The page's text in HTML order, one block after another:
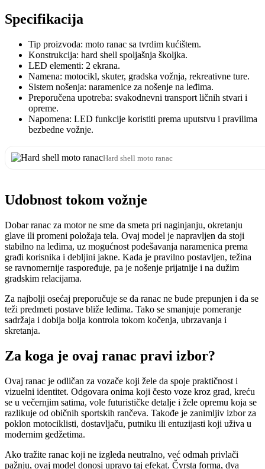
Specifikacija
Tip proizvoda: moto ranac sa tvrdim kućištem.
Konstrukcija: hard shell spoljašnja školjka.
LED elementi: 2 ekrana.
Namena: motocikl, skuter, gradska vožnja, rekreativne ture.
Sistem nošenja: naramenice za nošenje na leđima.
Preporučena upotreba: svakodnevni transport ličnih stvari i
opreme.
Napomena: LED funkcije koristiti prema uputstvu i pravilima
bezbedne vožnje.
Hard shell moto ranac
Udobnost tokom vožnje
Dobar ranac za motor ne sme da smeta pri naginjanju, okretanju
glave ili promeni položaja tela. Ovaj model je napravljen da stoji
stabilno na leđima, uz mogućnost podešavanja naramenica prema
građi korisnika i debljini jakne. Kada je pravilno postavljen, težina
se ravnomernije raspoređuje, pa je nošenje prijatnije i na dužim
gradskim relacijama.
Za najbolji osećaj preporučuje se da ranac ne bude prepunjen i da se
teži predmeti postave bliže leđima. Tako se smanjuje pomeranje
sadržaja i dobija bolja kontrola tokom kočenja, ubrzavanja i
skretanja.
Za koga je ovaj ranac pravi izbor?
Ovaj ranac je odličan za vozače koji žele da spoje praktičnost i
vizuelni identitet. Odgovara onima koji često voze kroz grad, kreću
se u večernjim satima, vole futurističke detalje i žele opremu koja se
razlikuje od običnih sportskih rančeva. Takođe je zanimljiv izbor za
poklon motociklisti, dostavljaču, putniku ili entuzijasti koji uživa u
modernim gedžetima.
Ako tražite ranac koji ne izgleda neutralno, već odmah privlači
pažnju, ovaj model donosi upravo taj efekat. Čvrsta forma, dva